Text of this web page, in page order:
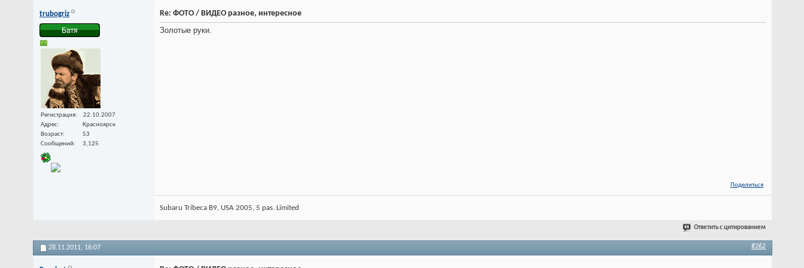
trubogriz
Регистрация
22.10.2007
Адрес
Красноярск
Возраст
53
Сообщений
3,125
Re: ФОТО / ВИДЕО разное, интересное
Золотые руки.
Поделиться
Subaru Tribeca B9, USA 2005, 5 pas. Limited
Ответить с цитированием
28.11.2011, 16:07 #262